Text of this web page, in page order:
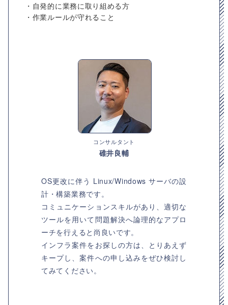
・自発的に業務に取り組める方
・作業ルールが守れること
コンサルタント
碓井良輔
OS更改に伴う Linux/Windows サーバの設
計・構築業務です。
コミュニケーションスキルがあり、適切な
ツールを用いて問題解決へ論理的なアプロ
ーチを行えると尚良いです。
インフラ案件をお探しの方は、とりあえず
キープし、案件への申し込みをぜひ検討し
てみてください。